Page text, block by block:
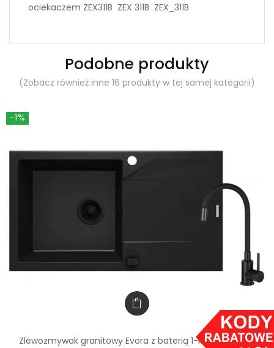
ociekaczem ZEX311B ZEX 311B ZEX_311B
Podobne produkty
(Zobacz również inne 16 produkty w tej samej kategorii)
-1%
Zlewozmywak granitowy Evora z baterią 1-komorowy z...